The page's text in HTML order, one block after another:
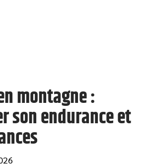
montagne :
son endurance et